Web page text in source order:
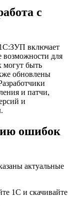
с
включает
возможности для
могут быть
обновлены
и патчи,
и
ошибок
актуальные
1С и скачивайте